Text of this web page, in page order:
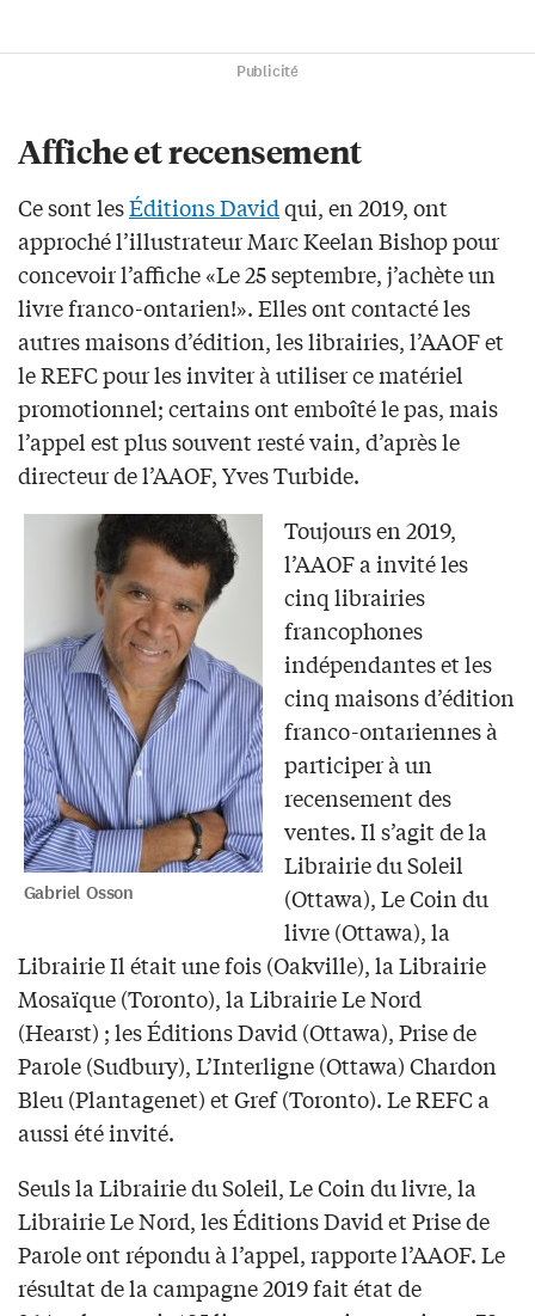
Publicité
Affiche et recensement
Ce sont lesÉditions Davidqui, en 2019, ont
approché l’illustrateur Marc Keelan Bishop pour
concevoir l’affiche «Le 25 septembre, j’achète un
livre franco-ontarien!». Elles ont contacté les
autres maisons d’édition, les librairies, l’AAOF et
le REFC pour les inviter à utiliser ce matériel
promotionnel; certains ont emboîté le pas, mais
l’appel est plus souvent resté vain, d’après le
directeur de l’AAOF, Yves Turbide.
Gabriel Osson
Toujours en 2019,
l’AAOF a invité les
cinq librairies
francophones
indépendantes et les
cinq maisons d’édition
franco-ontariennes à
participer à un
recensement des
ventes. Il s’agit de la
Librairie du Soleil
(Ottawa), Le Coin du
livre (Ottawa), la
Librairie Il était une fois (Oakville), la Librairie
Mosaïque (Toronto), la Librairie Le Nord
(Hearst) ; les Éditions David (Ottawa), Prise de
Parole (Sudbury), L’Interligne (Ottawa) Chardon
Bleu (Plantagenet) et Gref (Toronto). Le REFC a
aussi été invité.
Seuls la Librairie du Soleil, Le Coin du livre, la
Librairie Le Nord, les Éditions David et Prise de
Parole ont répondu à l’appel, rapporte l’AAOF. Le
résultat de la campagne 2019 fait état de